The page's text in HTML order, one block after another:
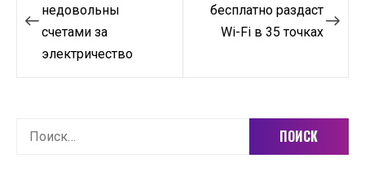
по
недовольны
счетами за
электричество
бесплатно раздаст
Wi-Fi в 35 точках
Найти: